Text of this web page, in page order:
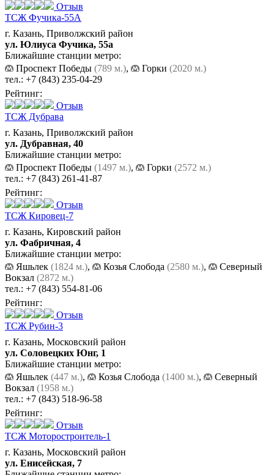
Отзыв
ТСЖ Фучика-55А
г. Казань, Приволжский район
ул. Юлиуса Фучика, 55а
Ближайшие станции метро:
Проспект Победы (789 м.), Горки (2020 м.)
тел.: +7 (843) 235-04-29
Рейтинг:
Отзыв
ТСЖ Дубрава
г. Казань, Приволжский район
ул. Дубравная, 40
Ближайшие станции метро:
Проспект Победы (1497 м.), Горки (2572 м.)
тел.: +7 (843) 261-41-87
Рейтинг:
Отзыв
ТСЖ Кировец-7
г. Казань, Кировский район
ул. Фабричная, 4
Ближайшие станции метро:
Яшьлек (1824 м.), Козья Слобода (2580 м.),
Северный
Вокзал (2872 м.)
тел.: +7 (843) 554-81-06
Рейтинг:
Отзыв
ТСЖ Рубин-3
г. Казань, Московский район
ул. Соловецких Юнг, 1
Ближайшие станции метро:
Яшьлек (447 м.), Козья Слобода (1400 м.),
Северный
Вокзал (1958 м.)
тел.: +7 (843) 518-96-58
Рейтинг:
Отзыв
ТСЖ Моторостроитель-1
г. Казань, Московский район
ул. Енисейская, 7